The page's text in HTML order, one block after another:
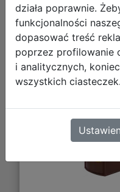
działa poprawnie.
funkcjonalności
dopasować treść
poprzez profilowanie
i analitycznych,
wszystkich ciasteczek.